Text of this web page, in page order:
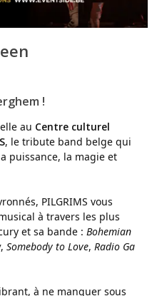
!
au Centre culturel
, le tribute band belge qui
puissance, la magie et
PILGRIMS vous
à travers les plus
et sa bande : Bohemian
, Somebody to Love, Radio Ga
à ne manquer sous